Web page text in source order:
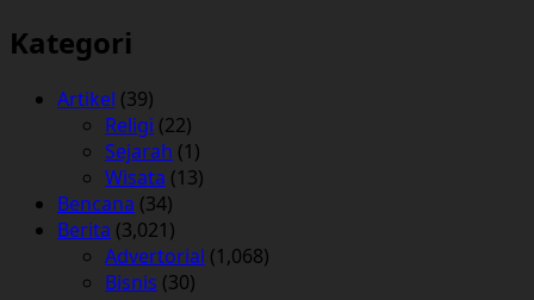
Kategori
Artikel (39)
Religi (22)
Sejarah (1)
Wisata (13)
Bencana (34)
Berita (3,021)
Advertorial (1,068)
Bisnis (30)